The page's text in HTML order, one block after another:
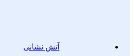
آتش نشانی